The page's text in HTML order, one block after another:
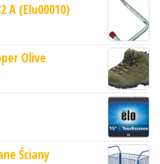
A (Elu00010)
Olive
Ściany